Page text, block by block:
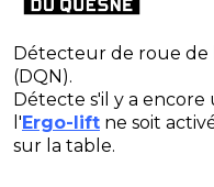
Détecteur de roue de
(DQN).
Détecte s'il y a
l'Ergo-lift ne soit
sur la table.